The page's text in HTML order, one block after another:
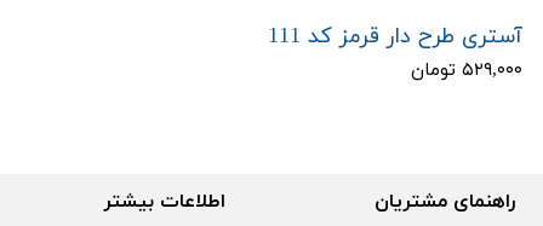
آستری طرح دار قرمز کد 111
۵۲۹,۰۰۰ تومان
راهنمای مشتریان
اطلاعات بیشتر